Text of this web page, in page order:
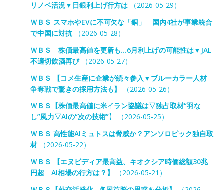
リノベ活況▼日銀利上げ行方は（2026-05-29）
ＷＢＳ スマホやEVに不可欠な「銅」 国内4社が事業統合
で中国に対抗（2026-05-28）
ＷＢＳ 株価最高値を更新も…6月利上げの可能性は▼JAL
不適切飲酒再び（2026-05-27）
ＷＢＳ 【コメ生産に企業が続々参入▼ブルーカラー人材
争奪戦で驚きの採用方法も】
（2026-05-26）
ＷＢＳ【株価最高値に米イラン協議は▽独占取材“羽な
し”風力▽AIの“次の技術”】
（2026-05-25）
ＷＢＳ 高性能AIミュトスは脅威か？アンソロピック独自取
材（2026-05-22）
ＷＢＳ 【エヌビディア最高益、キオクシア時価総額30兆
円超 AI相場の行方は？】
（2026-05-21）